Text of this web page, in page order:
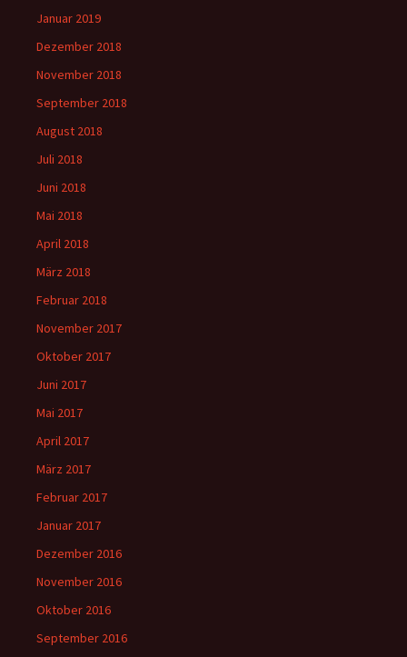
Januar 2019
Dezember 2018
November 2018
September 2018
August 2018
Juli 2018
Juni 2018
Mai 2018
April 2018
März 2018
Februar 2018
November 2017
Oktober 2017
Juni 2017
Mai 2017
April 2017
März 2017
Februar 2017
Januar 2017
Dezember 2016
November 2016
Oktober 2016
September 2016